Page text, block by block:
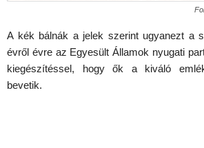
A kék bálnák a jelek szerint ugyanezt a
évről évre az Egyesült Államok nyugati
kiegészítéssel, hogy ők a kiváló
bevetik.